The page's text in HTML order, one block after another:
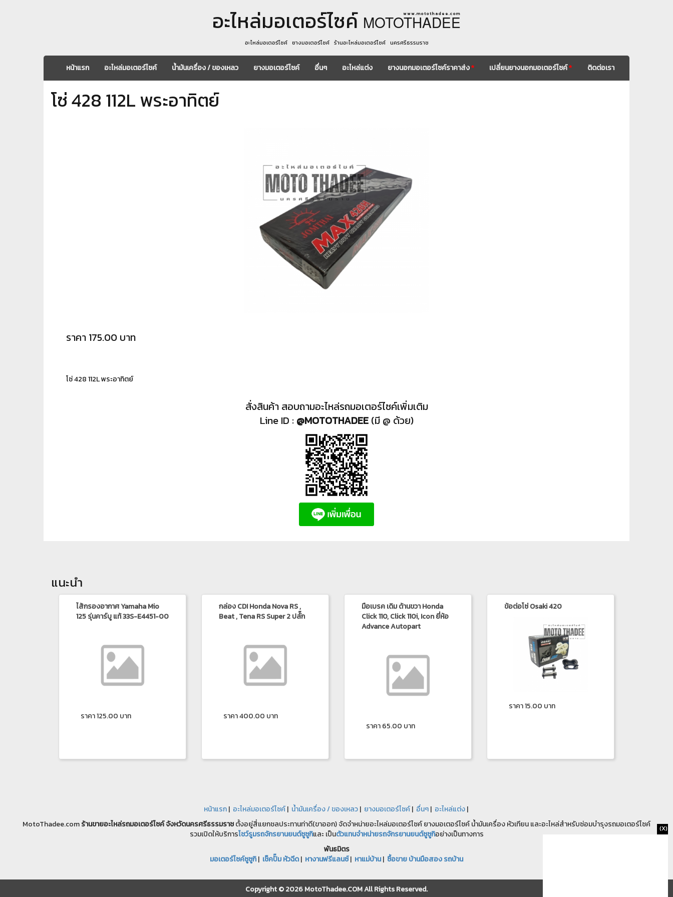
อะไหล่มอเตอร์ไซค์ MOTOTHADEE
w w w . m o t o t h a d e e . c o m
อะไหล่มอเตอร์ไซค์ ยางมอเตอร์ไซค์ ร้านอะไหล่มอเตอร์ไซค์ นครศรีธรรมราช
หน้าแรก อะไหล่มอเตอร์ไซค์ น้ำมันเครื่อง / ของเหลว ยางมอเตอร์ไซค์ อื่นๆ อะไหล่แต่ง ยางนอกมอเตอร์ไซค์ราคาส่ง* เปลี่ยนยางนอกมอเตอร์ไซค์* ติดต่อเรา
โซ่ 428 112L พระอาทิตย์
ราคา 175.00 บาท
โซ่ 428 112L พระอาทิตย์
สั่งสินค้า สอบถามอะไหล่รถมอเตอร์ไซค์เพิ่มเติม
Line ID : @MOTOTHADEE(มี @ ด้วย)
แนะนำ
ไส้กรองอากาศ Yamaha Mio
125 รุ่นคาร์บู แท้ 33S-E4451-00
ราคา 125.00 บาท
กล่อง CDI Honda Nova RS ,
Beat , Tena RS Super 2 ปลั๊ก
ราคา 400.00 บาท
มือเบรค เดิม ด้านขวา Honda
Click 110, Click 110i, Icon ยี่ห้อ
Advance Autopart
ราคา 65.00 บาท
ข้อต่อโซ่ Osaki 420
ราคา 15.00 บาท
หน้าแรก| อะไหล่มอเตอร์ไซค์| น้ำมันเครื่อง / ของเหลว| ยางมอเตอร์ไซค์| อื่นๆ| อะไหล่แต่ง|
MotoThadee.comร้านขายอะไหล่รถมอเตอร์ไซค์จังหวัดนครศรีธรรมราชตั้งอยู่สี่แยกชลประทานท่าดี(ขาออก) จัดจำหน่ายอะไหล่มอเตอร์ไซค์ ยางมอเตอร์ไซค์ น้ำมันเครื่อง หัวเทียน และอะไหล่สำหรับซ่อมบำรุงรถมอเตอร์ไซค์
รวมเปิดให้บริการโชว์รูมรถจักรยานยนต์ซูซูกิและ เป็นตัวแทนจำหน่ายรถจักรยานยนต์ซูซูกิอย่างเป็นทางการ
พันธมิตร
มอเตอร์ไซค์ซูซูกิ| เช็คปั๊ม หัวฉีด| หางานฟรีแลนซ์| หาแม่บ้าน| ซื้อขาย บ้านมือสอง รถบ้าน
Copyright © 2026 MotoThadee.COM All Rights Reserved.
(X)